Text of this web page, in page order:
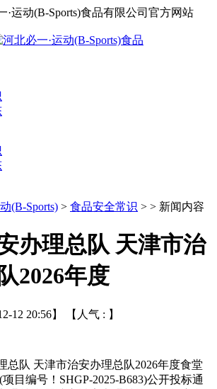
·运动(B-Sports)食品有限公司官方网站
(B-Sports) > 食品安全常识 > > 新闻内容
办理总队 天津市治
2026年度
12 20:56】 【人气 : 】
队 天津市治安办理总队2026年度食堂
目编号！SHGP-2025-B683)公开投标通